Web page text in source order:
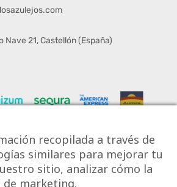
Nave 21, Castellón (España)
recopilada a través de
similares para mejorar tu
sitio, analizar cómo la
de marketing.